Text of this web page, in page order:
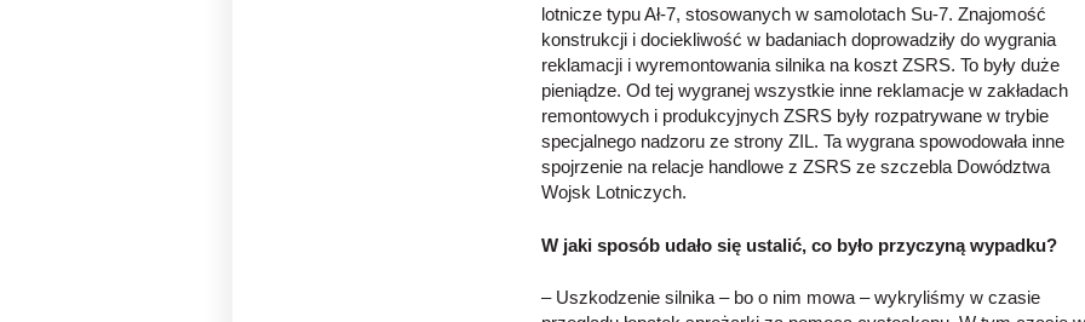
lotnicze typu Ał-7, stosowanych w samolotach Su-7. Znajomość
konstrukcji i dociekliwość w badaniach doprowadziły do wygrania
reklamacji i wyremontowania silnika na koszt ZSRS. To były duże
pieniądze. Od tej wygranej wszystkie inne reklamacje w zakładach
remontowych i produkcyjnych ZSRS były rozpatrywane w trybie
specjalnego nadzoru ze strony ZIL. Ta wygrana spowodowała inne
spojrzenie na relacje handlowe z ZSRS ze szczebla Dowództwa
Wojsk Lotniczych.
W jaki sposób udało się ustalić, co było przyczyną wypadku?
– Uszkodzenie silnika – bo o nim mowa – wykryliśmy w czasie